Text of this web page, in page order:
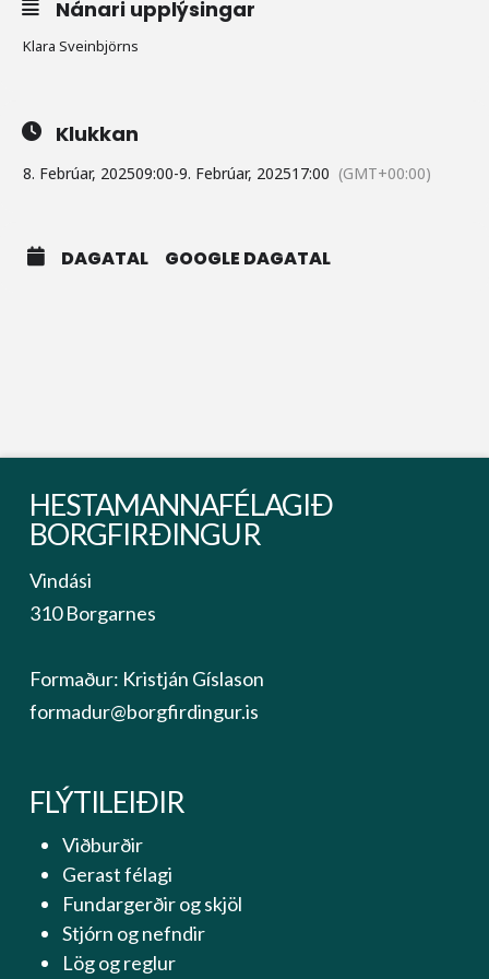
Nánari upplýsingar
Klara Sveinbjörns
Klukkan
8. Febrúar, 202509:00-9. Febrúar, 202517:00 (GMT+00:00)
DAGATAL GOOGLE DAGATAL
HESTAMANNAFÉLAGIÐ
BORGFIRÐINGUR
Vindási
310 Borgarnes
Formaður: Kristján Gíslason
formadur@borgfirdingur.is
FLÝTILEIÐIR
Viðburðir
Gerast félagi
Fundargerðir og skjöl
Stjórn og nefndir
Lög og reglur